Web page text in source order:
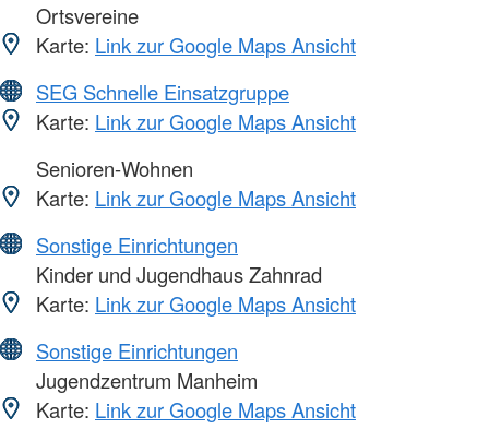
Ortsvereine
Karte: Link zur Google Maps Ansicht
SEG Schnelle Einsatzgruppe
Karte: Link zur Google Maps Ansicht
Senioren-Wohnen
Karte: Link zur Google Maps Ansicht
Sonstige Einrichtungen
Kinder und Jugendhaus Zahnrad
Karte: Link zur Google Maps Ansicht
Sonstige Einrichtungen
Jugendzentrum Manheim
Karte: Link zur Google Maps Ansicht